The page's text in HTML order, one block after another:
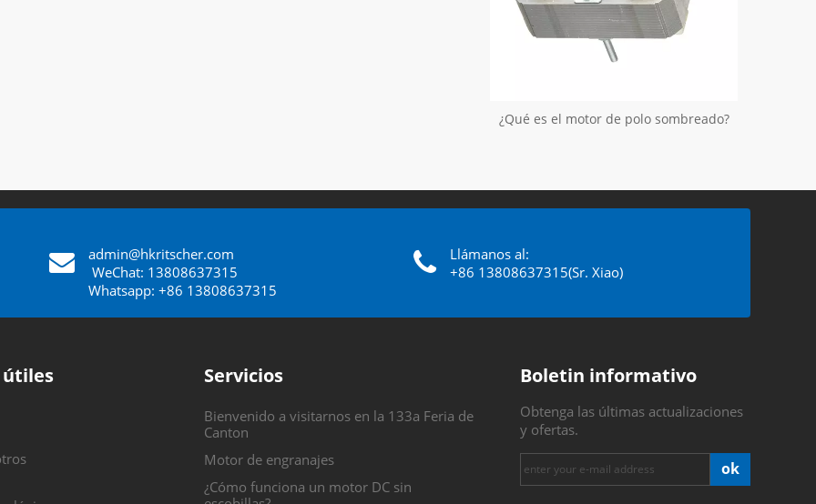
¿Qué es el motor de polo sombreado?
admin@hkritscher.com
WeChat: 13808637315
Whatsapp: +86 13808637315
Llámanos al:
+86 13808637315(Sr. Xiao)
útiles Servicios
Bienvenido a visitarnos en la 133a Feria de
Canton
Motor de engranajes
¿Cómo funciona un motor DC sin
Boletin informativo
Obtenga las últimas actualizaciones
y ofertas.
ok